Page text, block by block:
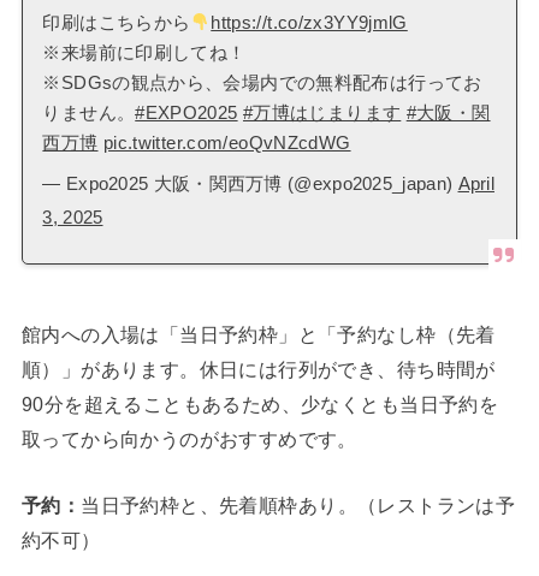
印刷はこちらから
https://t.co/zx3YY9jmlG
※来場前に印刷してね！
※SDGsの観点から、会場内での無料配布は行ってお
りません。#EXPO2025 #万博はじまります #大阪・関
西万博 pic.twitter.com/eoQvNZcdWG
— Expo2025 大阪・関西万博 (@expo2025_japan) April
3, 2025
館内への入場は「当日予約枠」と「予約なし枠（先着
順）」があります。休日には行列ができ、待ち時間が
90分を超えることもあるため、少なくとも当日予約を
取ってから向かうのがおすすめです。
予約： 当日予約枠と、先着順枠あり。（レストランは予
約不可）